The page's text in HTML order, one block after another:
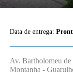
Data de entrega:
Av. Bartholomeu
Montanha -